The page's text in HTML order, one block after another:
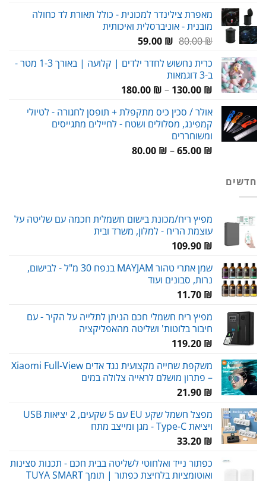
היה:
80.00 ₪.
הוא:
59.00 ₪.
מאפרת צילינדר למכונית - כולל תאורת לד כחולה
מובנית - אוניברסלית ואיכותית
80.00₪
המחיר
היה:
80.00 ₪.
59.00 ₪
המחיר
הוא:
כרית נחשוש לחדר ילדים | קלועה | באורך 1-3 מטר -
ב-3 דוגמאות
130.00 ₪
–
180.00 ₪
עד
אולר / סכין כיס מתקפלת + תופסן לחגורה - לטיולי
קמפינג, מסלולים ושטח - לחיילים מתגייסים
ומשוחררים
65.00 ₪
–
80.00 ₪
טווח
חדשים
מפיץ ריח/מכונת בישום חשמלית חכמה עם שליטה על
עוצמת הריח - למלון, משרד ובית
109.90 ₪
שמן אתרי טהור MAYJAM בנפח 30 מ"ל - לבישום,
נרות, סבונים ועוד
11.70 ₪
מפיץ ריח חשמלי חכם הניתן לתלייה על הקיר - עם
חיבור בלוטות' ושליטה מהאפליקציה
119.20 ₪
משקפת שחייה מקצועית נגד אדים Xiaomi Full-View
– פתרון מושלם לראייה צלולה במים
21.90 ₪
מפצל חשמל שקע EU עם 5 שקעים, 2 יציאות USB
ויציאת Type-C - מגן ומייצב מתח
33.20 ₪
כפתור נייד ואלחוטי לשליטה בבית חכם - תכנות סצינות
ואוטומציות בלחיצת כפתור | תומך TUYA SMART